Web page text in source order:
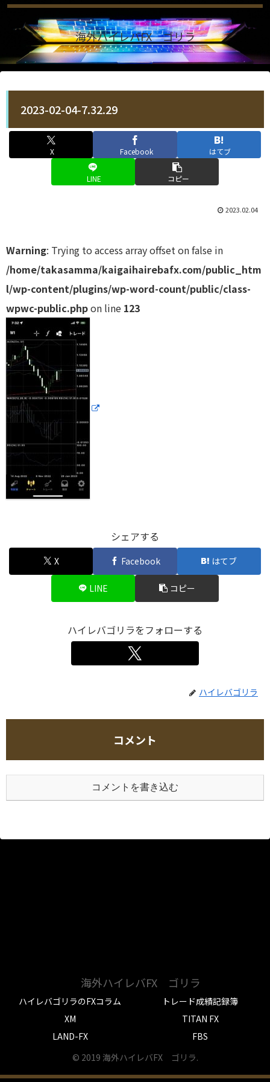
海外ハイレバFX ゴリラ
2023-02-04-7.32.29
X Facebook はてブ
LINE コピー
2023.02.04
Warning: Trying to access array offset on false in
/home/takasamma/kaigaihairebafx.com/public_htm
l/wp-content/plugins/wp-word-count/public/class-
wpwc-public.phpon line 123
シェアする
X Facebook はてブ
LINE コピー
ハイレバゴリラをフォローする
ハイレバゴリラ
コメント
コメントを書き込む
海外ハイレバFX ゴリラ
ハイレバゴリラのFXコラム
トレード成績記録簿
XM
TITAN FX
LAND-FX
FBS
© 2019 海外ハイレバFX ゴリラ.